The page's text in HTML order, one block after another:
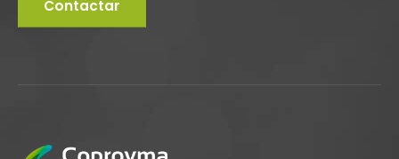
Contactar